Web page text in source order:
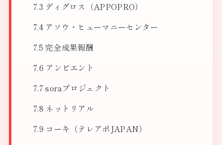
ディグロス（APPOPRO）
アソウ・ヒューマニーセンター
完全成果報酬
アンビエント
soraプロジェクト
ネットリアル
コーキ（テレアポJAPAN）